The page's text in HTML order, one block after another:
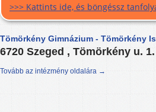
>>> Kattints ide, és böngéssz
Tömörkény Gimnázium - Tömörkény
6720 Szeged , Tömörkény u. 1.
Tovább az intézmény oldalára →